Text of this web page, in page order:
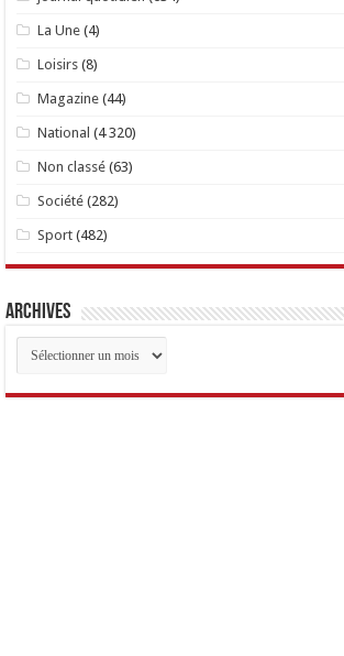
La Une (4)
Loisirs (8)
Magazine (44)
National (4 320)
Non classé (63)
Société (282)
Sport (482)
Archives
Archives